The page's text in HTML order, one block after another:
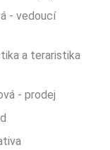
- vedoucí
a teraristika
- prodej